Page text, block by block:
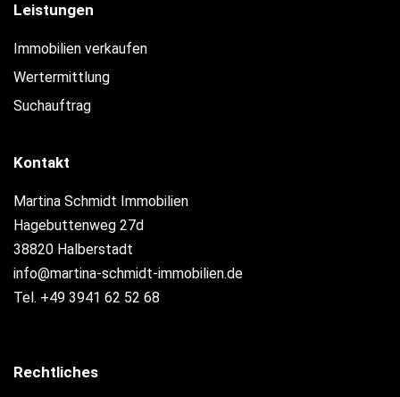
Leistungen
Immobilien verkaufen
Wertermittlung
Suchauftrag
Kontakt
Martina Schmidt Immobilien
Hagebuttenweg 27d
38820 Halberstadt
info@martina-schmidt-immobilien.de
Tel. +49 3941 62 52 68
Rechtliches